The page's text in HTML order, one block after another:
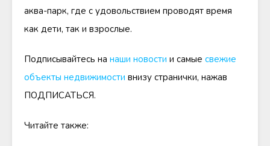
аква-парк, где с удовольствием проводят время
как дети, так и взрослые.
Подписывайтесь на наши новости и самые свежие
объекты недвижимости внизу странички, нажав
ПОДПИСАТЬСЯ.
Читайте также: